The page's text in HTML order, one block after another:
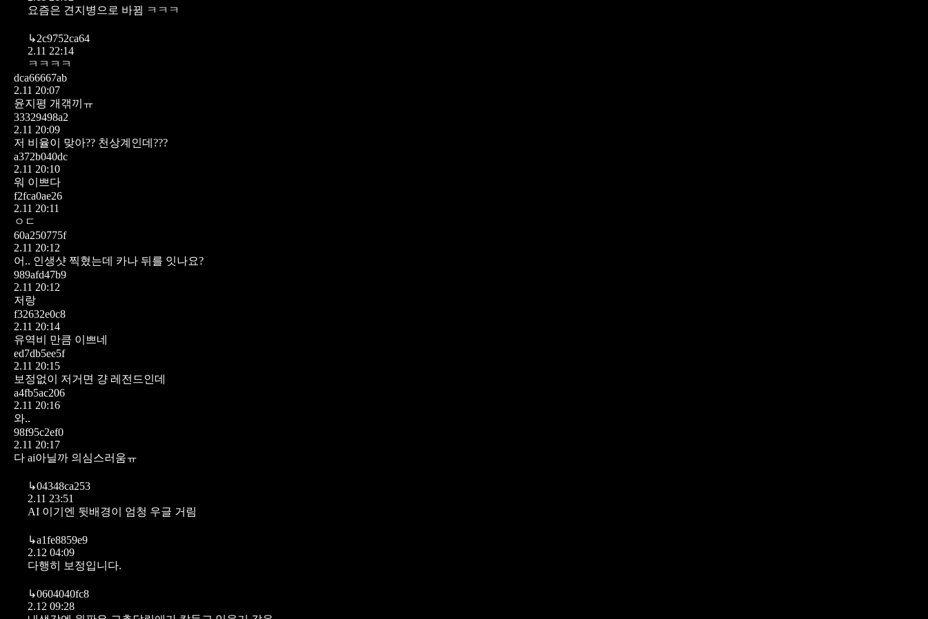
요즘은 견지병으로 바뀜 ㅋㅋㅋ
↳2c9752ca64
2.11 22:14
ㅋㅋㅋㅋ
dca66667ab
2.11 20:07
윤지평 개갞끼ㅠ
33329498a2
2.11 20:09
저 비율이 맞아?? 천상계인데???
a372b040dc
2.11 20:10
워 이쁘다
f2fca0ae26
2.11 20:11
ㅇㄷ
60a250775f
2.11 20:12
어.. 인생샷 찍혔는데 카나 뒤를 잇나요?
989afd47b9
2.11 20:12
저랑
f32632e0c8
2.11 20:14
유역비 만큼 이쁘네
ed7db5ee5f
2.11 20:15
보정없이 저거면 걍 레전드인데
a4fb5ac206
2.11 20:16
와..
98f95c2ef0
2.11 20:17
다 ai아닐까 의심스러움ㅠ
↳04348ca253
2.11 23:51
AI 이기엔 뒷배경이 엄청 우글 거림
↳a1fe8859e9
2.12 04:09
다행히 보정입니다.
↳0604040fc8
2.12 09:28